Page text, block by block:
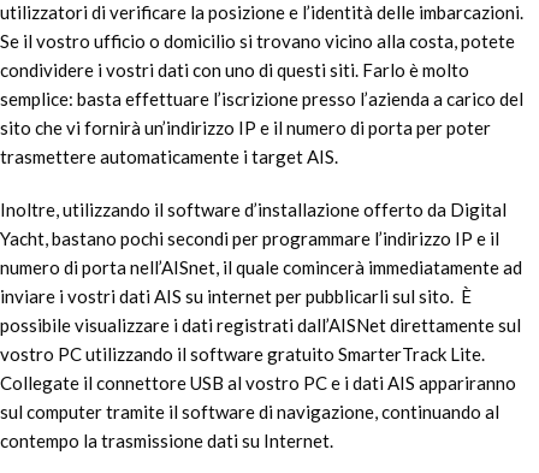
utilizzatori di verificare la posizione e l’identità delle imbarcazioni.
Se il vostro ufficio o domicilio si trovano vicino alla costa, potete
condividere i vostri dati con uno di questi siti. Farlo è molto
semplice: basta effettuare l’iscrizione presso l’azienda a carico del
sito che vi fornirà un’indirizzo IP e il numero di porta per poter
trasmettere automaticamente i target AIS.
Inoltre, utilizzando il software d’installazione offerto da Digital
Yacht, bastano pochi secondi per programmare l’indirizzo IP e il
numero di porta nell’AISnet, il quale comincerà immediatamente ad
inviare i vostri dati AIS su internet per pubblicarli sul sito. È
possibile visualizzare i dati registrati dall’AISNet direttamente sul
vostro PC utilizzando il software gratuito SmarterTrack Lite.
Collegate il connettore USB al vostro PC e i dati AIS appariranno
sul computer tramite il software di navigazione, continuando al
contempo la trasmissione dati su Internet.